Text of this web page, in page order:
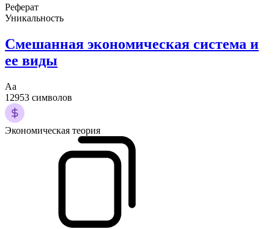
Реферат
Уникальность
Смешанная экономическая система и
ее виды
Аа
12953 символов
Экономическая теория